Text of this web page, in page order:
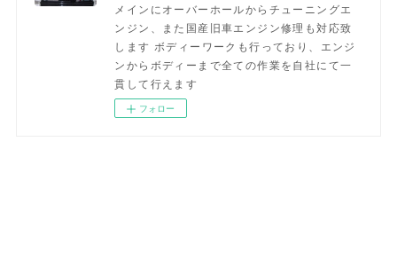
メインにオーバーホールからチューニングエ
ンジン、また国産旧車エンジン修理も対応致
します ボディーワークも行っており、エンジ
ンからボディーまで全ての作業を自社にて一
貫して行えます
フォロー